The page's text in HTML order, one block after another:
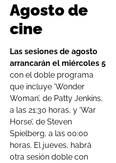
Agosto de
cine
Las sesiones de agosto
arrancarán el miércoles 5
con el doble programa
que incluye ‘Wonder
Woman’, de Patty Jenkins,
a las 21:30 horas, y ‘War
Horse’, de Steven
Spielberg, a las 00:00
horas. El jueves, habrá
otra sesión doble con